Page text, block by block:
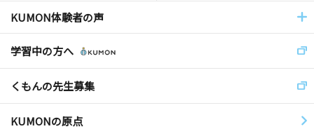
KUMON体験者の声
学習中の方へ
くもんの先生募集
KUMONの原点